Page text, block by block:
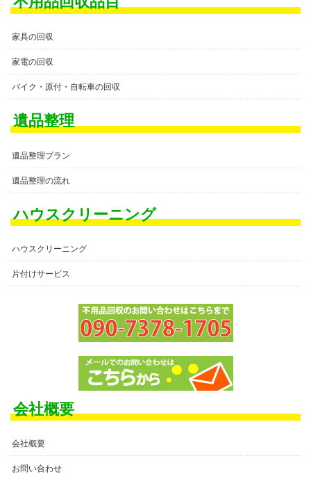
家具の回収
家電の回収
バイク・原付・自転車の回収
遺品整理
遺品整理プラン
遺品整理の流れ
ハウスクリーニング
ハウスクリーニング
片付けサービス
会社概要
会社概要
お問い合わせ